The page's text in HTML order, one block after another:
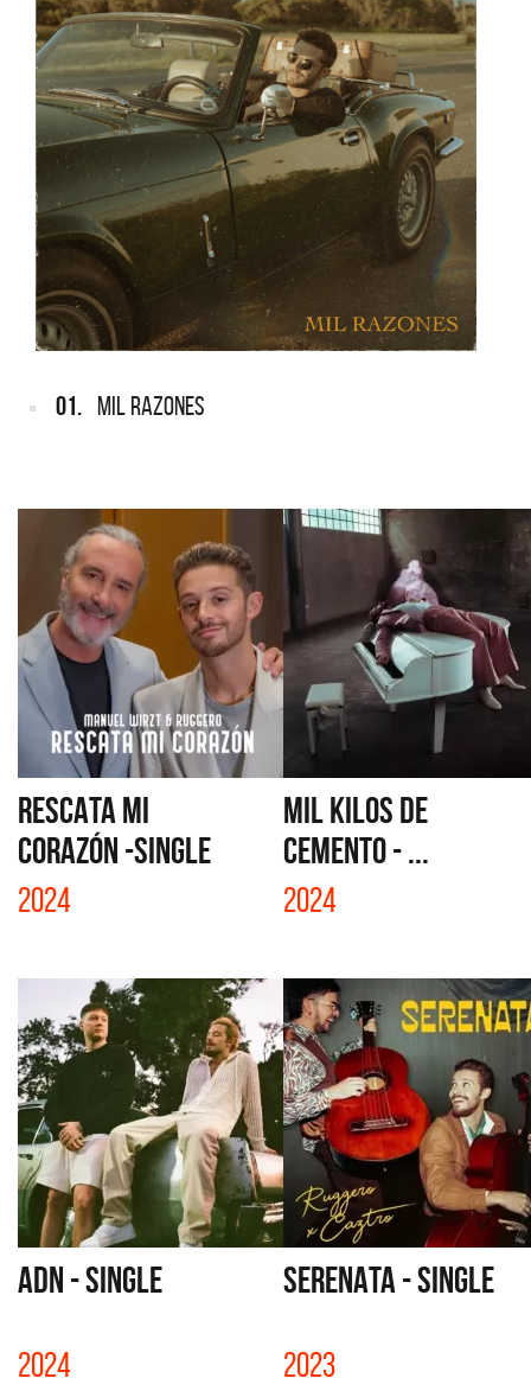
01. MIL RAZONES
RESCATA MI
CORAZÓN -SINGLE
2024
MIL KILOS DE
CEMENTO - ...
2024
ADN - SINGLE
2024
SERENATA - SINGLE
2023